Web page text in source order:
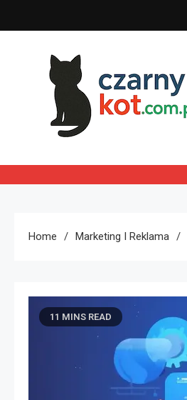
to
Czarny kot
Home Marketing I Reklama
11 MINS READ